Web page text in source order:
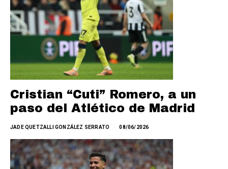
Cristian “Cuti” Romero, a un
paso del Atlético de Madrid
JADE QUETZALLI GONZÁLEZ SERRATO 08/06/2026